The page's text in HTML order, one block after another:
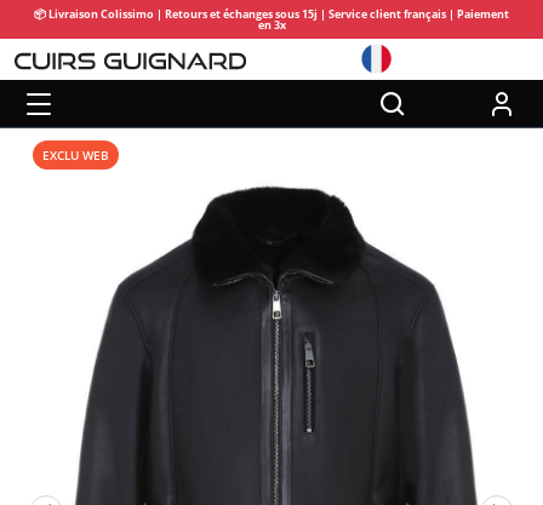
📦 Livraison Colissimo | Retours et échanges sous 15j | Service client français | Paiement
en 3x
EXCLU WEB